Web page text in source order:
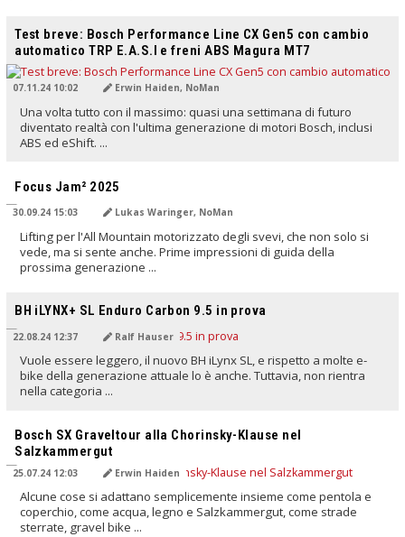
Test breve: Bosch Performance Line CX Gen5 con cambio
automatico TRP E.A.S.I e freni ABS Magura MT7
07.11.24 10:02 Erwin Haiden, NoMan
Una volta tutto con il massimo: quasi una settimana di futuro
diventato realtà con l'ultima generazione di motori Bosch, inclusi
ABS ed eShift. ...
Focus Jam² 2025
30.09.24 15:03 Lukas Waringer, NoMan
Lifting per l'All Mountain motorizzato degli svevi, che non solo si
vede, ma si sente anche. Prime impressioni di guida della
prossima generazione ...
BH iLYNX+ SL Enduro Carbon 9.5 in prova
22.08.24 12:37 Ralf Hauser
Vuole essere leggero, il nuovo BH iLynx SL, e rispetto a molte e-
bike della generazione attuale lo è anche. Tuttavia, non rientra
nella categoria ...
Bosch SX Graveltour alla Chorinsky-Klause nel
Salzkammergut
25.07.24 12:03 Erwin Haiden
Alcune cose si adattano semplicemente insieme come pentola e
coperchio, come acqua, legno e Salzkammergut, come strade
sterrate, gravel bike ...